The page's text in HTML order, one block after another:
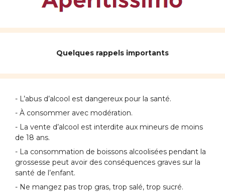
Quelques rappels importants
- L’abus d’alcool est dangereux pour la santé.
- À consommer avec modération.
- La vente d’alcool est interdite aux mineurs de moins
de 18 ans.
- La consommation de boissons alcoolisées pendant la
grossesse peut avoir des conséquences graves sur la
santé de l’enfant.
- Ne mangez pas trop gras, trop salé, trop sucré.